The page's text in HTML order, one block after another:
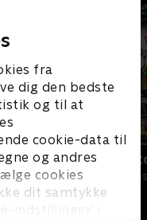
fra
dig den bedste
og til at
cookie-data til
og andres
cookies
dit samtykke
indstillinger’ i
Tabitas
Komedie • 1